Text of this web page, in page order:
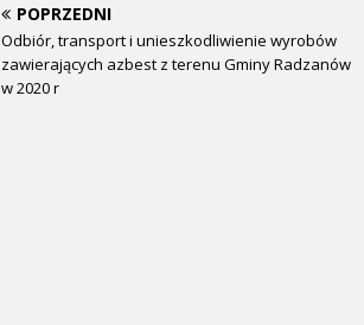
POPRZEDNI
Odbiór, transport i unieszkodliwienie wyrobów
zawierających azbest z terenu Gminy Radzanów
w 2020 r